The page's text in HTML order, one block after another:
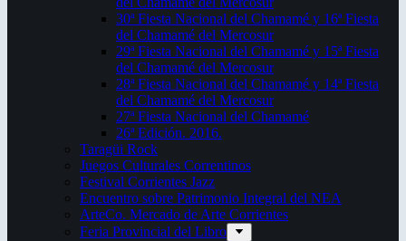
30ª Fiesta Nacional del Chamamé y 16ª Fiesta
del Chamamé del Mercosur
29ª Fiesta Nacional del Chamamé y 15ª Fiesta
del Chamamé del Mercosur
28ª Fiesta Nacional del Chamamé y 14ª Fiesta
del Chamamé del Mercosur
27ª Fiesta Nacional del Chamamé
26ª Edición. 2016.
Taragüi Rock
Juegos Culturales Correntinos
Festival Corrientes Jazz
Encuentro sobre Patrimonio Integral del NEA
ArteCo. Mercado de Arte Corrientes
Feria Provincial del Libro